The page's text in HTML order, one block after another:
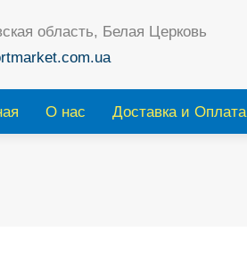
область, Белая Церковь
О нас Доставка и Оплата